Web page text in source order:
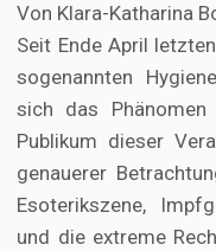
Von Klara-Katharina
Seit Ende April
sogenannten
sich das Phänomen
Publikum dieser
genauerer
Esoterikszene,
und die extreme